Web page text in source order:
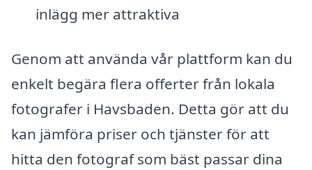
inlägg mer attraktiva
Genom att använda vår plattform kan du
enkelt begära flera offerter från lokala
fotografer i Havsbaden. Detta gör att du
kan jämföra priser och tjänster för att
hitta den fotograf som bäst passar dina